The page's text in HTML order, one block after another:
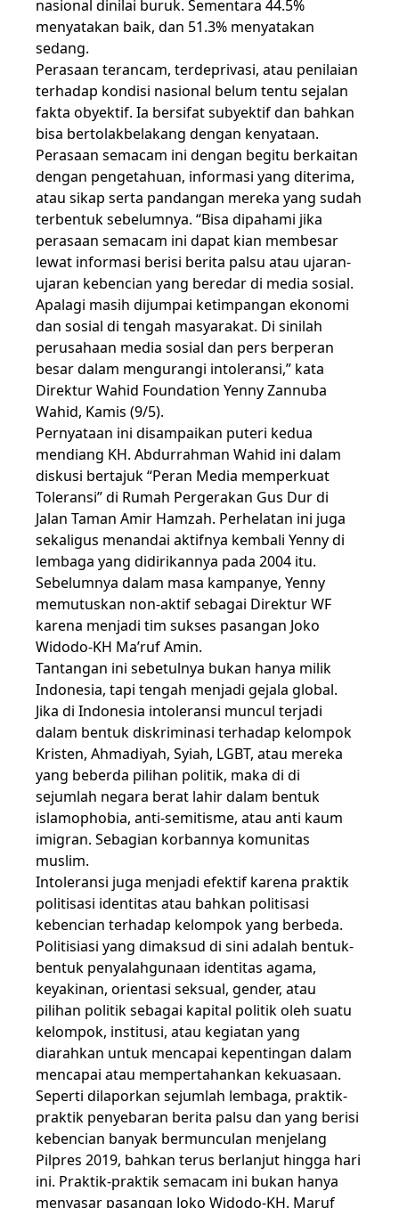
nasional dinilai buruk. Sementara 44.5%
menyatakan baik, dan 51.3% menyatakan
sedang.
Perasaan terancam, terdeprivasi, atau penilaian
terhadap kondisi nasional belum tentu sejalan
fakta obyektif. Ia bersifat subyektif dan bahkan
bisa bertolakbelakang dengan kenyataan.
Perasaan semacam ini dengan begitu berkaitan
dengan pengetahuan, informasi yang diterima,
atau sikap serta pandangan mereka yang sudah
terbentuk sebelumnya. “Bisa dipahami jika
perasaan semacam ini dapat kian membesar
lewat informasi berisi berita palsu atau ujaran-
ujaran kebencian yang beredar di media sosial.
Apalagi masih dijumpai ketimpangan ekonomi
dan sosial di tengah masyarakat. Di sinilah
perusahaan media sosial dan pers berperan
besar dalam mengurangi intoleransi,” kata
Direktur Wahid Foundation Yenny Zannuba
Wahid, Kamis (9/5).
Pernyataan ini disampaikan puteri kedua
mendiang KH. Abdurrahman Wahid ini dalam
diskusi bertajuk “Peran Media memperkuat
Toleransi” di Rumah Pergerakan Gus Dur di
Jalan Taman Amir Hamzah. Perhelatan ini juga
sekaligus menandai aktifnya kembali Yenny di
lembaga yang didirikannya pada 2004 itu.
Sebelumnya dalam masa kampanye, Yenny
memutuskan non-aktif sebagai Direktur WF
karena menjadi tim sukses pasangan Joko
Widodo-KH Ma’ruf Amin.
Tantangan ini sebetulnya bukan hanya milik
Indonesia, tapi tengah menjadi gejala global.
Jika di Indonesia intoleransi muncul terjadi
dalam bentuk diskriminasi terhadap kelompok
Kristen, Ahmadiyah, Syiah, LGBT, atau mereka
yang beberda pilihan politik, maka di di
sejumlah negara berat lahir dalam bentuk
islamophobia, anti-semitisme, atau anti kaum
imigran. Sebagian korbannya komunitas
muslim.
Intoleransi juga menjadi efektif karena praktik
politisasi identitas atau bahkan politisasi
kebencian terhadap kelompok yang berbeda.
Politisiasi yang dimaksud di sini adalah bentuk-
bentuk penyalahgunaan identitas agama,
keyakinan, orientasi seksual, gender, atau
pilihan politik sebagai kapital politik oleh suatu
kelompok, institusi, atau kegiatan yang
diarahkan untuk mencapai kepentingan dalam
mencapai atau mempertahankan kekuasaan.
Seperti dilaporkan sejumlah lembaga, praktik-
praktik penyebaran berita palsu dan yang berisi
kebencian banyak bermunculan menjelang
Pilpres 2019, bahkan terus berlanjut hingga hari
ini. Praktik-praktik semacam ini bukan hanya
menyasar pasangan Joko Widodo-KH. Maruf